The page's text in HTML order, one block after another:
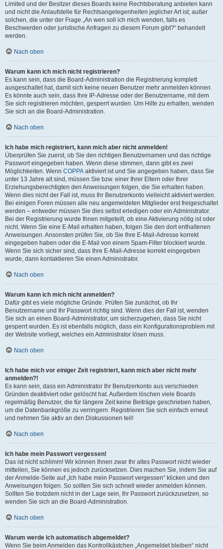
Limited und der Besitzer dieses Boards keine Rechtsberatung anbieten kann
und nicht die Anlaufstelle für Rechtsangelegenheiten jeglicher Art ist; außer
solchen, die unter der Frage „An wen soll ich mich wenden, falls es
Beschwerden oder juristische Anfragen zu diesem Forum gibt?“ behandelt
werden.
Nach oben
Warum kann ich mich nicht registrieren?
Es kann sein, dass die Board-Administration die Registrierung komplett
ausgeschaltet hat, damit sich keine neuen Benutzer mehr anmelden können.
Es könnte auch sein, dass Ihre IP-Adresse oder der Benutzername, mit dem
Sie sich registrieren möchten, gesperrt wurden. Um Hilfe zu erhalten, wenden
Sie sich an die Board-Administration.
Nach oben
Ich habe mich registriert, kann mich aber nicht anmelden!
Überprüfen Sie zuerst, ob Sie den richtigen Benutzernamen und das richtige
Passwort eingegeben haben. Wenn diese stimmen, dann gibt es zwei
Möglichkeiten. Wenn COPPA aktiviert ist und Sie angegeben haben, dass Sie
unter 13 Jahre alt sind, müssen Sie bzw. einer Ihrer Eltern oder Ihrer
Erziehungsberechtigten den Anweisungen folgen, die Sie erhalten haben.
Wenn dies nicht der Fall ist, muss Ihr Benutzerkonto vielleicht aktiviert werden.
Bei einigen Foren müssen alle neu angemeldeten Mitglieder erst freigeschaltet
werden – entweder müssen Sie dies selbst erledigen oder ein Administrator.
Bei der Registrierung wurde Ihnen mitgeteilt, ob eine Aktivierung nötig ist oder
nicht. Wenn Sie eine E-Mail erhalten haben, folgen Sie den dort enthaltenen
Anweisungen. Ansonsten prüfen Sie, ob Sie Ihre E-Mail-Adresse korrekt
eingegeben haben oder die E-Mail von einem Spam-Filter blockiert wurde.
Wenn Sie sich sicher sind, dass Ihre E-Mail-Adresse korrekt eingegeben
wurde, dann kontaktieren Sie einen Administrator.
Nach oben
Warum kann ich mich nicht anmelden?
Dafür gibt es viele mögliche Gründe. Prüfen Sie zunächst, ob Ihr
Benutzername und Ihr Passwort richtig sind. Wenn dies der Fall ist, wenden
Sie sich an einen Board-Administrator, um sicherzugehen, dass Sie nicht
gesperrt wurden. Es ist ebenfalls möglich, dass ein Konfigurationsproblem mit
der Website vorliegt, welches ein Administrator lösen muss.
Nach oben
Ich habe mich vor einiger Zeit registriert, kann mich aber nicht mehr
anmelden?!
Es kann sein, dass ein Administrator Ihr Benutzerkonto aus verschieden
Gründen deaktiviert oder gelöscht hat. Außerdem löschen viele Boards
regelmäßig Benutzer, die für längere Zeit keine Beiträge geschrieben haben,
um die Datenbankgröße zu verringern. Registrieren Sie sich einfach erneut
und nehmen Sie aktiv an den Diskussionen teil!
Nach oben
Ich habe mein Passwort vergessen!
Das ist nicht schlimm! Wir können Ihnen zwar Ihr altes Passwort nicht wieder
mitteilen, Sie können es jedoch zurücksetzen. Dies machen Sie, indem Sie auf
der Anmelde-Seite auf „Ich habe mein Passwort vergessen“ klicken und den
Anweisungen folgen. So sollten Sie sich schnell wieder anmelden können.
Sollten Sie trotzdem nicht in der Lage sein, Ihr Passwort zurückzusetzen, so
wenden Sie sich an die Board-Administration.
Nach oben
Warum werde ich automatisch abgemeldet?
Wenn Sie beim Anmelden das Kontrollkästchen „Angemeldet bleiben“ nicht